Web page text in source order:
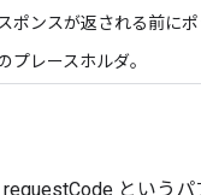
ポンスが返される前に
プレースホルダ。
という